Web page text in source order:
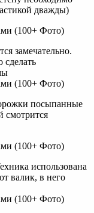
дважды)
замечательно.
посыпанные
смотрится
использована
валик, в него